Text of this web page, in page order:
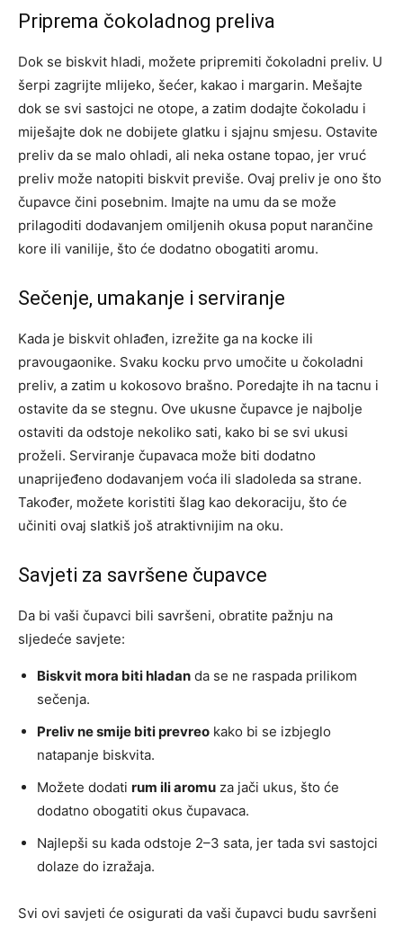
Priprema čokoladnog preliva
Dok se biskvit hladi, možete pripremiti čokoladni preliv. U
šerpi zagrijte mlijeko, šećer, kakao i margarin. Mešajte
dok se svi sastojci ne otope, a zatim dodajte čokoladu i
miješajte dok ne dobijete glatku i sjajnu smjesu. Ostavite
preliv da se malo ohladi, ali neka ostane topao, jer vruć
preliv može natopiti biskvit previše. Ovaj preliv je ono što
čupavce čini posebnim. Imajte na umu da se može
prilagoditi dodavanjem omiljenih okusa poput narančine
kore ili vanilije, što će dodatno obogatiti aromu.
Sečenje, umakanje i serviranje
Kada je biskvit ohlađen, izrežite ga na kocke ili
pravougaonike. Svaku kocku prvo umočite u čokoladni
preliv, a zatim u kokosovo brašno. Poredajte ih na tacnu i
ostavite da se stegnu. Ove ukusne čupavce je najbolje
ostaviti da odstoje nekoliko sati, kako bi se svi ukusi
proželi. Serviranje čupavaca može biti dodatno
unaprijeđeno dodavanjem voća ili sladoleda sa strane.
Također, možete koristiti šlag kao dekoraciju, što će
učiniti ovaj slatkiš još atraktivnijim na oku.
Savjeti za savršene čupavce
Da bi vaši čupavci bili savršeni, obratite pažnju na
sljedeće savjete:
Biskvit mora biti hladan da se ne raspada prilikom
sečenja.
Preliv ne smije biti prevreo kako bi se izbjeglo
natapanje biskvita.
Možete dodati rum ili aromu za jači ukus, što će
dodatno obogatiti okus čupavaca.
Najlepši su kada odstoje 2–3 sata, jer tada svi sastojci
dolaze do izražaja.
Svi ovi savjeti će osigurati da vaši čupavci budu savršeni